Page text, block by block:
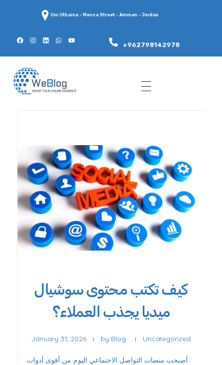
Um Uthaina - Mecca Street - Amman - Jordan
+962798142978
كيف تكتب محتوى سوشيال
ميديا يجذب العملاء؟
January 31, 2026 by Blog Uncategorized
أصبحت منصات التواصل الاجتماعي اليوم من أقوى أدوات